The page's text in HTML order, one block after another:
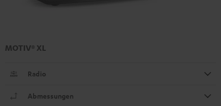
MOTIV® XL
Radio
Abmessungen